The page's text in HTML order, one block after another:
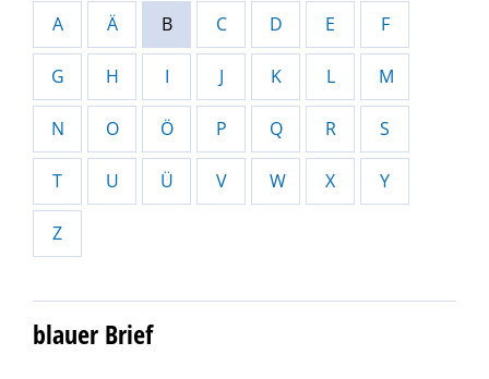
A Ä B C D E F
G H I J K L M
N O Ö P Q R S
T U Ü V W X Y
Z
blauer Brief